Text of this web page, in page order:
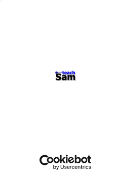
teachSam-
Werbung
Statur,
FACHBEREICH DEUTSCH
Glossar●